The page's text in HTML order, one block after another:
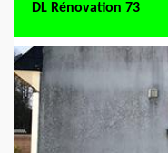
DL Rénovation 73